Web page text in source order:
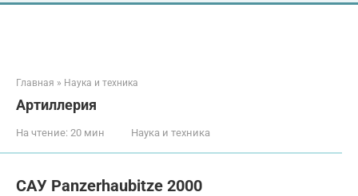
Главная » Наука и техника
Артиллерия
На чтение: 20 мин Наука и техника
САУ Panzerhaubitze 2000